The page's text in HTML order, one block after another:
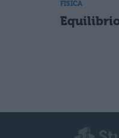
FISICA